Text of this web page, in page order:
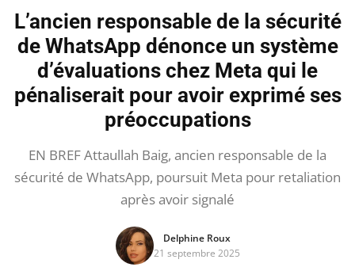
L’ancien responsable de la sécurité
de WhatsApp dénonce un système
d’évaluations chez Meta qui le
pénaliserait pour avoir exprimé ses
préoccupations
EN BREF Attaullah Baig, ancien responsable de la
sécurité de WhatsApp, poursuit Meta pour retaliation
après avoir signalé
Delphine Roux
21 septembre 2025